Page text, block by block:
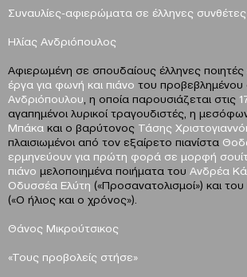
Συναυλίες-αφιερώματα σε έλληνες συνθέτες
Ηλίας Ανδριόπουλος
Αφιερωμένη σε σπουδαίους έλληνες ποιητές
έργα για φωνή και πιάνο του προβεβλημένου
Ανδριόπουλου , η οποία παρουσιάζεται στις
αγαπημένοι λυρικοί τραγουδιστές, η
Μπάκα και ο βαρύτονος Τάσης
πλαισιωμένοι από τον εξαίρετο πιανίστα
ερμηνεύουν για πρώτη φορά σε μορφή
πιάνο μελοποιημένα ποιήματα του Ανδρέα
Οδυσσέα Ελύτη («Προσανατολισμοί») και του
(«Ο ήλιος και ο χρόνος»).
Θάνος Μικρούτσικος
«Τους προβολείς στήσε»